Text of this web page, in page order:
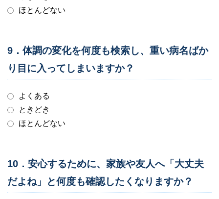
ほとんどない
9．体調の変化を何度も検索し、重い病名ばか
り目に入ってしまいますか？
よくある
ときどき
ほとんどない
10．安心するために、家族や友人へ「大丈夫
だよね」と何度も確認したくなりますか？